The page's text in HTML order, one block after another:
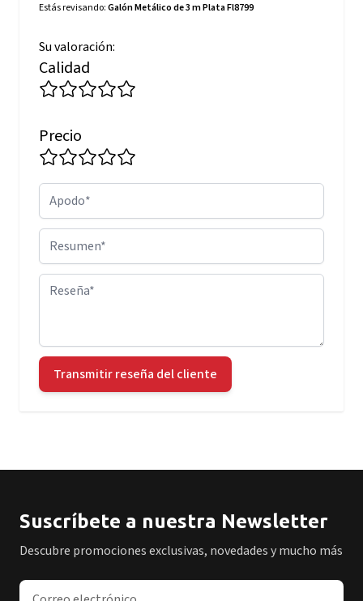
Estás revisando:Galón Metálico de 3 m Plata Fl8799
Su valoración:
Calidad
Precio
Apodo
Resumen
Reseña
Transmitir reseña del cliente
Suscríbete a nuestra Newsletter
Descubre promociones exclusivas, novedades y mucho más
Dirección de correo electrónico